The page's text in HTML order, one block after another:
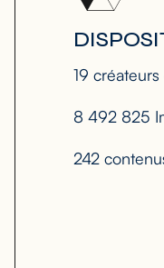
19
8 492 825
242